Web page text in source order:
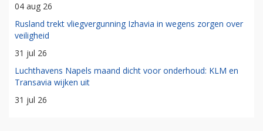
04 aug 26
Rusland trekt vliegvergunning Izhavia in wegens zorgen over
veiligheid
31 jul 26
Luchthavens Napels maand dicht voor onderhoud: KLM en
Transavia wijken uit
31 jul 26